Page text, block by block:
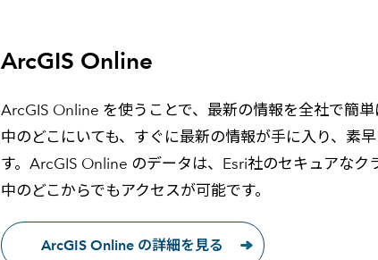
ArcGIS Online
ArcGIS Online を使うことで、最新の情報を全社で簡
中のどこにいても、すぐに最新の情報が手に入り、素
す。ArcGIS Online のデータは、Esri社のセキュアなク
中のどこからでもアクセスが可能です。
ArcGIS Online の詳細を見る